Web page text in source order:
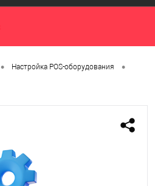
• Настройка POS-оборудования •